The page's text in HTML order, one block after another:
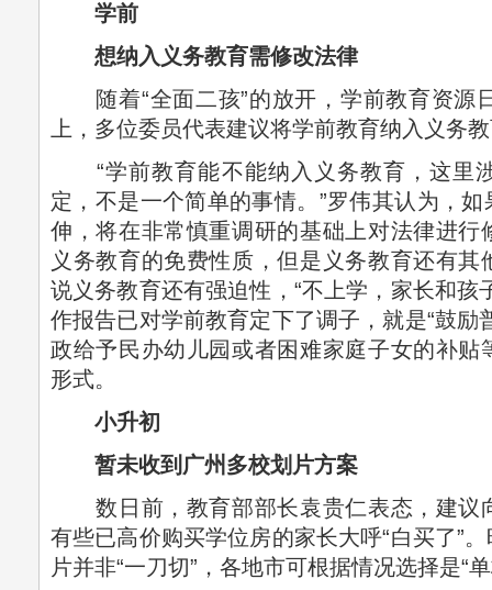
学前
想纳入义务教育需修改法律
随着“全面二孩”的放开，学前教育资源
上，多位委员代表建议将学前教育纳入义务
“学前教育能不能纳入义务教育，这里
定，不是一个简单的事情。”罗伟其认为，
伸，将在非常慎重调研的基础上对法律进行
义务教育的免费性质，但是义务教育还有
说义务教育还有强迫性，“不上学，家长和孩
作报告已对学前教育定下了调子，就是“鼓励
政给予民办幼儿园或者困难家庭子女的补贴
形式。
小升初
暂未收到广州多校划片方案
数日前，教育部部长袁贵仁表态，建议
有些已高价购买学位房的家长大呼“白买了”
片并非“一刀切”，各地市可根据情况选择是“